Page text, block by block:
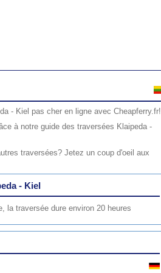
- Kiel pas cher en ligne avec Cheapferry.fr!
à notre guide des traversées Klaipeda -
traversées? Jetez un coup d'oeil aux
- Kiel
la traversée dure environ 20 heures